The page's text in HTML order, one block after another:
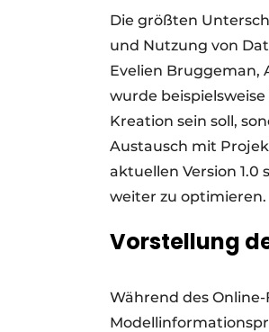
Die größten
und Nutzung von
Evelien Bruggeman,
wurde
Kreation sein soll,
Austausch mit
aktuellen Version 1.0
weiter zu optimieren.
Vorstellung
Während des